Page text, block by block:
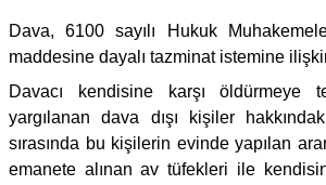
Dava, 6100 sayılı Hukuk
maddesine dayalı tazminat istemine
Davacı kendisine karşı öldürmeye
yargılanan dava dışı kişiler
sırasında bu kişilerin evinde yapılan
emanete alınan av tüfekleri ile